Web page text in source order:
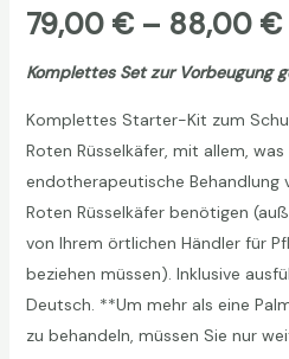
79,00 € – 88,00 €
Komplettes Set zur Vorbeugung
Komplettes Starter-Kit zum
Roten Rüsselkäfer, mit allem,
endotherapeutische Behandlung
Roten Rüsselkäfer benötigen
von Ihrem örtlichen Händler für
beziehen müssen). Inklusive
Deutsch. **Um mehr als eine
zu behandeln, müssen Sie nur